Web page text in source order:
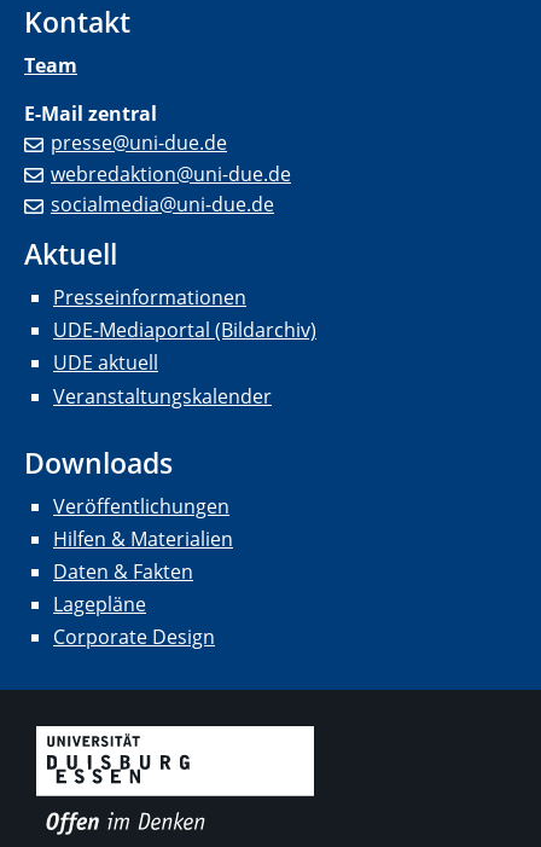
Kontakt
Team
E-Mail zentral
presse@uni-due.de
webredaktion@uni-due.de
socialmedia@uni-due.de
Aktuell
Presseinformationen
UDE-Mediaportal (Bildarchiv)
UDE aktuell
Veranstaltungskalender
Downloads
Veröffentlichungen
Hilfen & Materialien
Daten & Fakten
Lagepläne
Corporate Design